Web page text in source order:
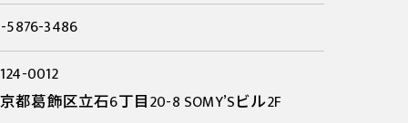
5876-3486
0012
都葛飾区立石6丁目20-8 SOMY’Sビル2F